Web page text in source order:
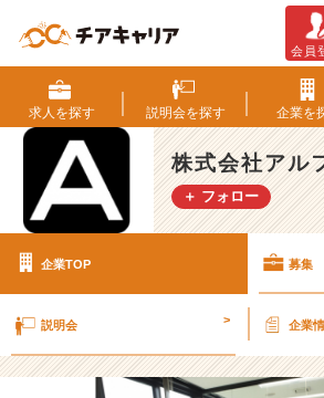
式
会
社
ア
ル
フ
ル
用/
求
会員
求人を探す 説明会を探す 企業を
株式会社アル
＋ フォロー
企業TOP 募集
説明会 > 企業